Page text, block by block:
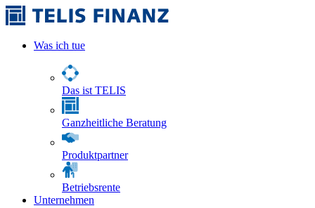
Was ich tue
Das ist TELIS
Ganzheitliche Beratung
Produktpartner
Betriebsrente
Unternehmen